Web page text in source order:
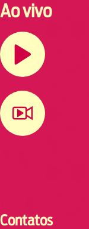
Ao vivo
Contatos